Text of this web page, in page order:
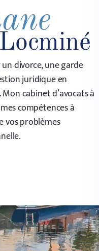
divorce, une garde
juridique en
cabinet d’avocats à
compétences à
vos problèmes